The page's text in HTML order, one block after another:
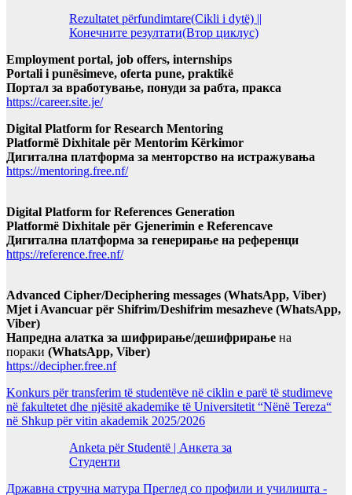
Rezultatet përfundimtare(Cikli i dytë) ||
Конечните резултати(Втор циклус)
Employment portal, job offers, internships
Portali i punësimeve, oferta pune, praktikë
Портал за вработување, понуди за рабта, пракса
https://career.site.je/
Digital Platform for Research Mentoring
Platformë Dixhitale për Mentorim Kërkimor
Дигитална платформа за менторство на истражувања
https://mentoring.free.nf/
Digital Platform for References Generation
Platformë Dixhitale për Gjenerimin e Referencave
Дигитална платформа за генерирање на референци
https://reference.free.nf/
Advanced Cipher/Deciphering messages (WhatsApp, Viber)
Mjet i Avancuar për Shifrim/Deshifrim mesazheve (WhatsApp,
Viber)
Напредна алатка за шифрирање/дешифрирање на
пораки (WhatsApp, Viber)
https://decipher.free.nf
Konkurs për transferim të studentëve në ciklin e parë të studimeve
në fakultetet dhe njësitë akademike të Universitetit “Nënë Tereza“
në Shkup për vitin akademik 2025/2026
Anketa për Studentë | Анкета за
Студенти
Државна стручна матура Преглед со профили и училишта -